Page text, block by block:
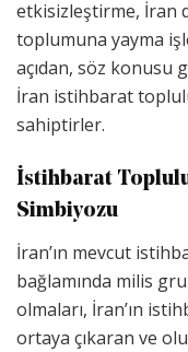
etkisizleştirme, İran
toplumuna yayma
açıdan, söz konusu
İran istihbarat
sahiptirler.
İstihbarat
Simbiyozu
İran’ın mevcut
bağlamında milis
olmaları, İran’ın
ortaya çıkaran ve